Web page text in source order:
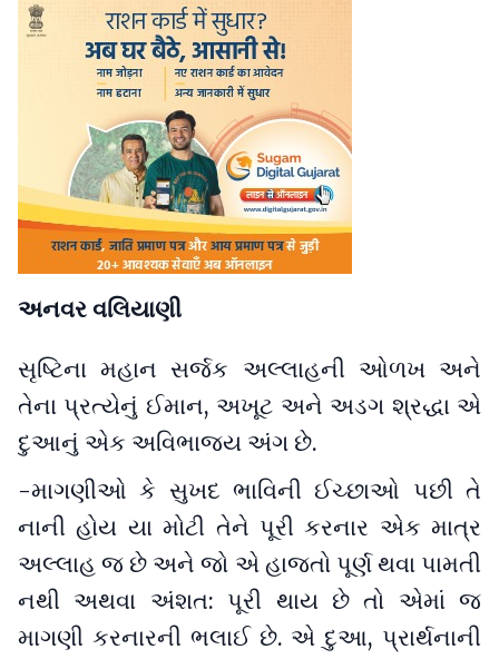
અનવર વલિયાણી
સૃષ્ટિના મહાન સર્જક અલ્લાહની ઓળખ અને
તેના પ્રત્યેનું ઈમાન, અખૂટ અને અડગ શ્રદ્ધા એ
દુઆનું એક અવિભાજ્ય અંગ છે.
-માગણીઓ કે સુખદ ભાવિની ઈચ્છાઓ પછી તે
નાની હોય યા મોટી તેને પૂરી કરનાર એક માત્ર
અલ્લાહ જ છે અને જો એ હાજતો પૂર્ણ થવા પામતી
નથી અથવા અંશત: પૂરી થાય છે તો એમાં જ
માગણી કરનારની ભલાઈ છે. એ દુઆ, પ્રાર્થનાની